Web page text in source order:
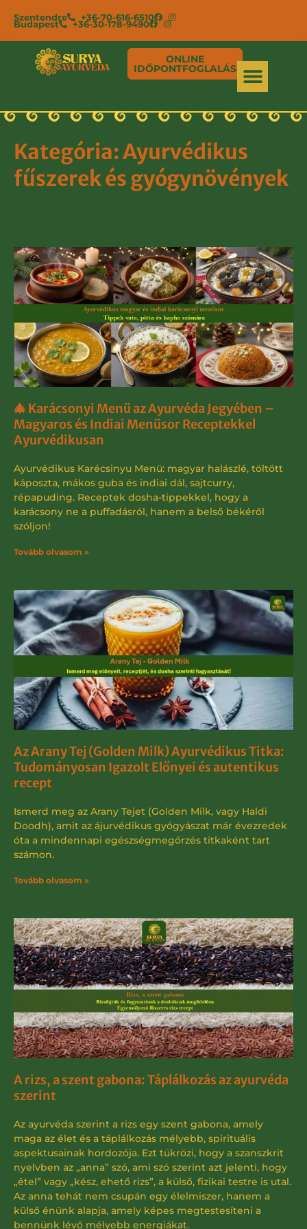
Szentendre +36-70-616-6510
Budapest +36-30-178-9490
ONLINE
IDŐPONTFOGLALÁS
Kategória: Ayurvédikus
fűszerek és gyógynövények
🎄 Karácsonyi Menü az Ayurvéda Jegyében –
Magyaros és Indiai Menüsor Receptekkel
Ayurvédikusan
Ayurvédikus Karécsinyu Menü: magyar halászlé, töltött
káposzta, mákos guba és indiai dál, sajtcurry,
répapuding. Receptek dosha-tippekkel, hogy a
karácsony ne a puffadásról, hanem a belső békéről
szóljon!
Tovább olvasom »
Az Arany Tej (Golden Milk) Ayurvédikus Titka:
Tudományosan Igazolt Előnyei és autentikus
recept
Ismerd meg az Arany Tejet (Golden Milk, vagy Haldi
Doodh), amit az ájurvédikus gyógyászat már évezredek
óta a mindennapi egészségmegőrzés titkaként tart
számon.
Tovább olvasom »
A rizs, a szent gabona: Táplálkozás az ayurvéda
szerint
Az ayurvéda szerint a rizs egy szent gabona, amely
maga az élet és a táplálkozás mélyebb, spirituális
aspektusainak hordozója. Ezt tükrözi, hogy a szanszkrit
nyelvben az „anna” szó, ami szó szerint azt jelenti, hogy
„étel” vagy „kész, ehető rizs”, a külső, fizikai testre is utal.
Az anna tehát nem csupán egy élelmiszer, hanem a
külső énünk alapja, amely képes megtestesíteni a
bennünk lévő mélyebb energiákat.